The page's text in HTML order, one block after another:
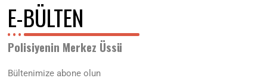
E-BÜLTEN
Polisiyenin Merkez Üssü
Bültenimize abone olun